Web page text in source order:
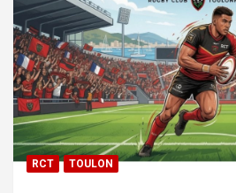
RCT TOULON